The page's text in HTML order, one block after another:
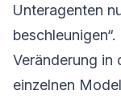
Unteragenten
Veränderung in
einzelnen